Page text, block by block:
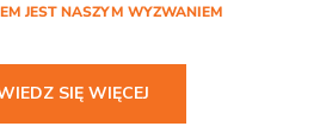
JEST NASZYM WYZWANIEM
SIĘ WIĘCEJ